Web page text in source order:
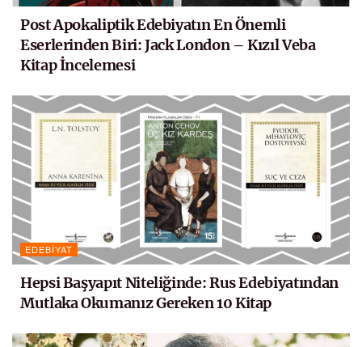
Post Apokaliptik Edebiyatın En Önemli
Eserlerinden Biri: Jack London – Kızıl Veba
Kitap İncelemesi
EDEBIYAT
Hepsi Başyapıt Niteliğinde: Rus Edebiyatından
Mutlaka Okumanız Gereken 10 Kitap